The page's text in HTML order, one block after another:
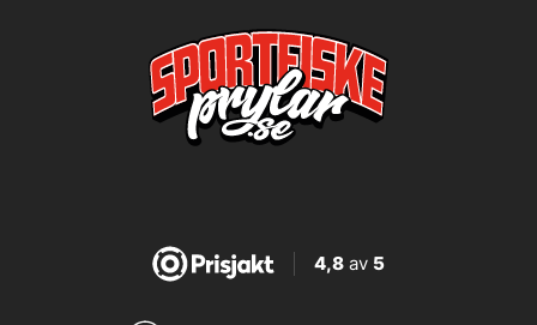
4,8av 5